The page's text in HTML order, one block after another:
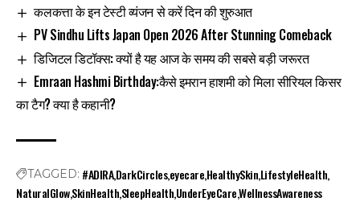
कलकत्ता के इन टेस्टी व्यंजन से करें दिन की शुरुआत
PV Sindhu Lifts Japan Open 2026 After Stunning Comeback
डिजिटल डिटॉक्स: क्यों है यह आज के समय की सबसे बड़ी जरूरत
Emraan Hashmi Birthday:कैसे इमरान हाशमी को मिला सीरियल किसर
का टैग? क्या है कहानी?
TAGGED: #ADIRADarkCircleseyecareHealthySkinLifestyleHealth
NaturalGlowSkinHealthSleepHealthUnderEyeCareWellnessAwareness